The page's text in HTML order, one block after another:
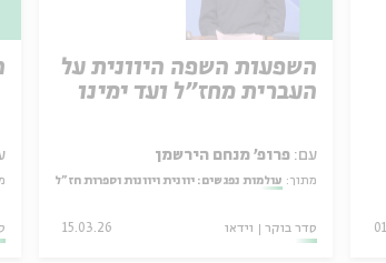
השפעות השפה היוונית על
העברית מחז"ל ועד ימינו
עם: פרופ' מנחם הירשמן
מתוך: עולמות נפגשים: יוונית ויוונות וספרות חז"ל
סדר בוקר וידאו 15.03.26